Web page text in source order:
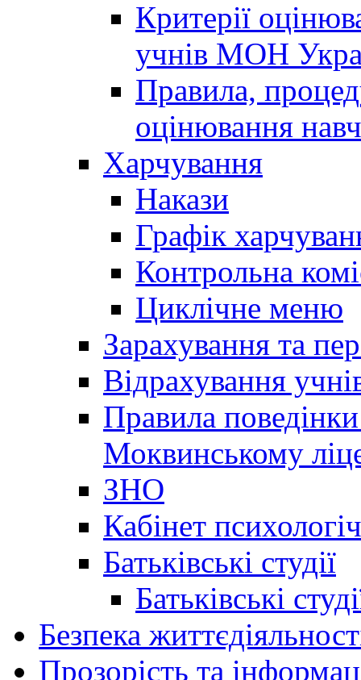
Критерії
учнів МОН
Правила,
оцінювання
Харчування
Накази
Графік
Контрольна
Циклічне меню
Зарахування та
Відрахування
Правила
Моквинському
ЗНО
Кабінет
Батьківські студії
Батьківські
Безпека
Прозорість та